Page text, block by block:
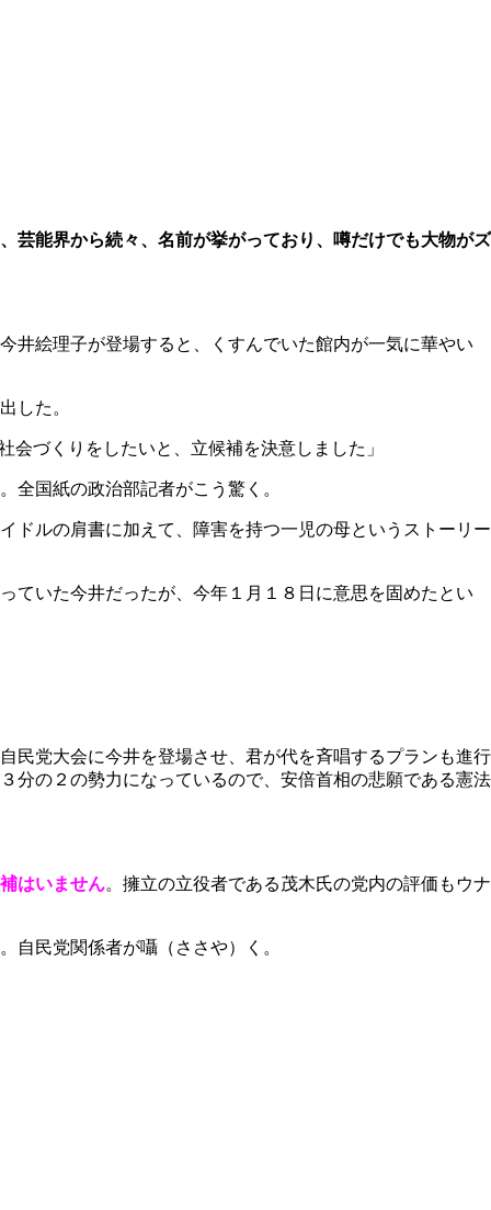
芸能界から続々、名前が挙がっており、噂だけでも大物がズ
井絵理子が登場すると、くすんでいた館内が一気に華やい
した。
づくりをしたいと、立候補を決意しました」
全国紙の政治部記者がこう驚く。
ドルの肩書に加えて、障害を持つ一児の母というストーリー
ていた今井だったが、今年１月１８日に意思を固めたとい
民党大会に今井を登場させ、君が代を斉唱するプランも進行
分の２の勢力になっているので、安倍首相の悲願である憲法
はいません。擁立の立役者である茂木氏の党内の評価もウナ
自民党関係者が囁（ささや）く。